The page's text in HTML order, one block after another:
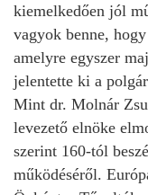
kiemelkedően jól
vagyok benne,
amelyre egyszer
jelentette ki a
Mint dr. Molnár
levezető elnöke
szerint 160-tól
működéséről.